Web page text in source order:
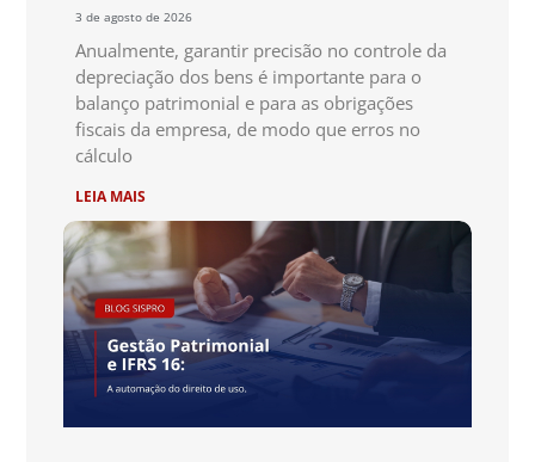
3 de agosto de 2026
Anualmente, garantir precisão no controle da
depreciação dos bens é importante para o
balanço patrimonial e para as obrigações
fiscais da empresa, de modo que erros no
cálculo
LEIA MAIS